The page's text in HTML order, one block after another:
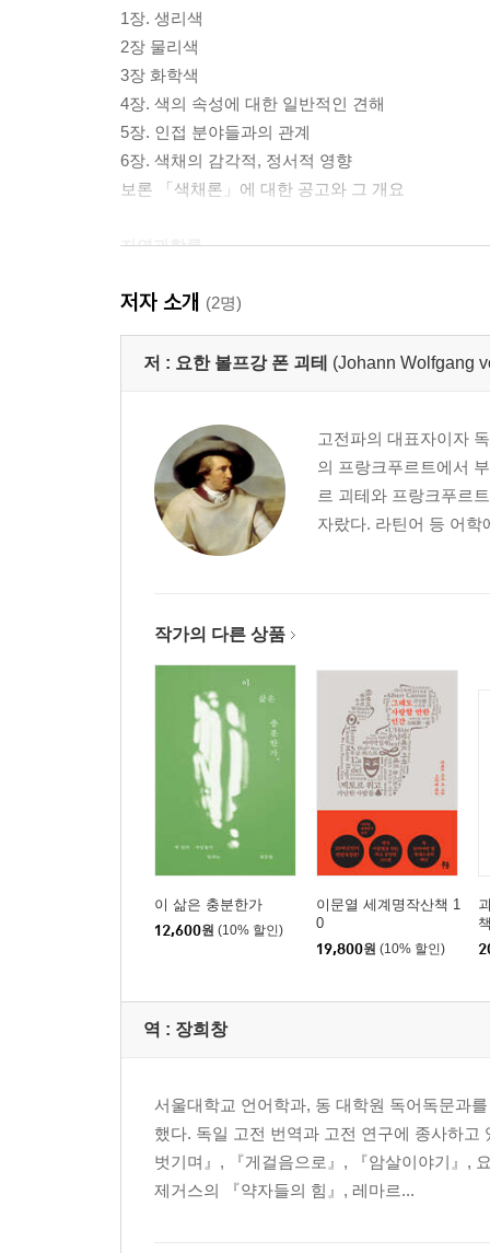
1장. 생리색
2장 물리색
3장 화학색
4장. 색의 속성에 대한 일반적인 견해
5장. 인접 분야들과의 관계
6장. 색채의 감각적, 정서적 영향
보론 「색채론」에 대한 공고와 그 개요
자연과학론
저자 소개 (2명)
저 : 요한 볼프강 폰 괴테 (Johann Wolfgang
고전파의 대표자이자
의 프랑크푸르트에서
르 괴테와 프랑크푸르
자랐다. 라틴어 등 어학
작가의 다른 상품
이 삶은 충분한가
12,600원 (10% 할인)
이문열 세계명작산책 1
0
19,800원 (10% 할인)
역 : 장희창
서울대학교 언어학과, 동 대학원 독어독문과
했다. 독일 고전 번역과 고전 연구에 종사하
벗기며』, 『게걸음으로』, 『암살이야기』,
제거스의 『약자들의 힘』, 레마르...